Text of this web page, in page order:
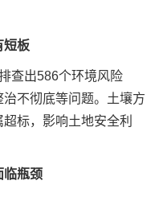
短板
出586个环境风险
不彻底等问题。土壤方
标，影响土地安全利
临瓶颈